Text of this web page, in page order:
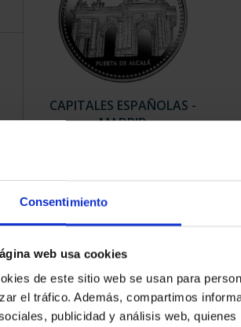
Consentimiento
web usa cookies
de este sitio web se usan para
el tráfico. Además, compartimos
publicidad y análisis web,
CAPITALES ESPAÑOLAS -
MADRID